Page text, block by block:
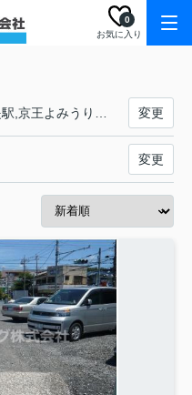
お気に入り
0
変更
変更